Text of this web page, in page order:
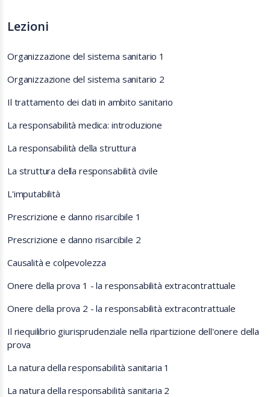
Lezioni
Organizzazione del sistema sanitario 1
Organizzazione del sistema sanitario 2
Il trattamento dei dati in ambito sanitario
La responsabilità medica: introduzione
La responsabilità della struttura
La struttura della responsabilità civile
L'imputabilità
Prescrizione e danno risarcibile 1
Prescrizione e danno risarcibile 2
Causalità e colpevolezza
Onere della prova 1 - la responsabilità extracontrattuale
Onere della prova 2 - la responsabilità extracontrattuale
Il riequilibrio giurisprudenziale nella ripartizione dell'onere della
prova
La natura della responsabilità sanitaria 1
La natura della responsabilità sanitaria 2